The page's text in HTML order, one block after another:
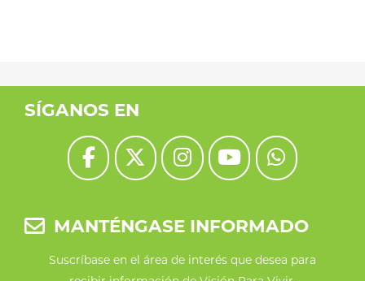
SÍGANOS EN
MANTÉNGASE INFORMADO
Suscríbase en el área de interés que desea para